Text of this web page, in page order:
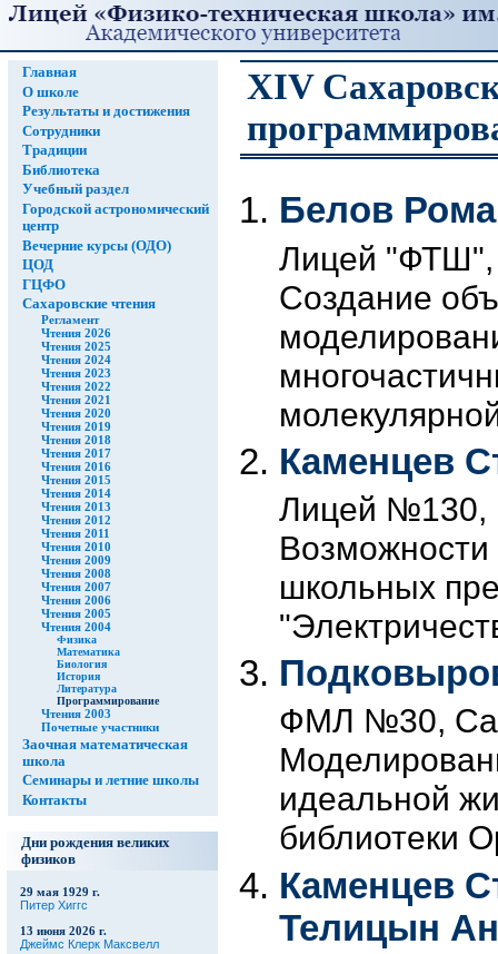
Главная
О школе
Результаты и достижения
Сотрудники
Традиции
Библиотека
Учебный раздел
Городской астрономический
центр
Вечерние курсы (ОДО)
ЦОД
ГЦФО
Сахаровские чтения
Регламент
Чтения 2026
Чтения 2025
Чтения 2024
Чтения 2023
Чтения 2022
Чтения 2021
Чтения 2020
Чтения 2019
Чтения 2018
Чтения 2017
Чтения 2016
Чтения 2015
Чтения 2014
Чтения 2013
Чтения 2012
Чтения 2011
Чтения 2010
Чтения 2009
Чтения 2008
Чтения 2007
Чтения 2006
Чтения 2005
Чтения 2004
Физика
Математика
Биология
История
Литература
Программирование
Чтения 2003
Почетные участники
Заочная математическая
школа
Семинары и летние школы
Контакты
Дни рождения великих
физиков
29 мая 1929 г.
Питер Хиггс
13 июня 2026 г.
Джеймс Клерк Максвелл
XIV
Белов
Лицей "ФТШ",
Создание
Каменцев
Лицей №130,
Возможности
школьных
ФМЛ №30,
идеальной
библиотеки
Каменцев
Телицын